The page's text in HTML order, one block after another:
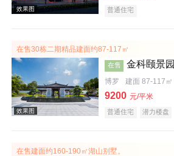
效果图 普通住宅
在售30栋二期精品建面约87-117㎡
在售 金科颐景园
博罗 建面 87-117㎡
9200 元/平米
普通住宅 潜力楼盘
在售建面约160-190㎡湖山别墅。